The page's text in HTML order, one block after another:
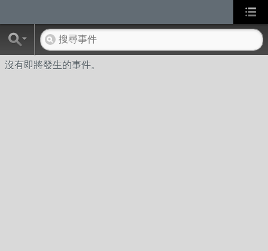
沒有即將發生的事件。